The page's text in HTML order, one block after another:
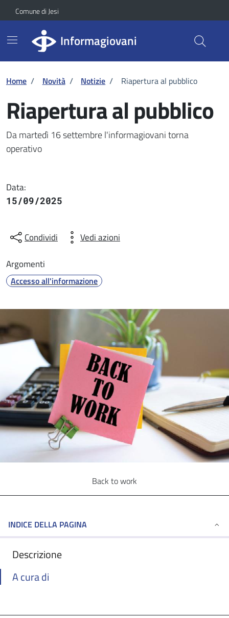
Skip to Main Content
Vai ai contenuti
Vai al footer
Comune di Jesi
Informagiovani
Home / Novità / Notizie / Riapertura al pubblico
Riapertura al pubblico
Dettaglio della notizia
Da martedì 16 settembre l'informagiovani torna
operativo
Data:
15/09/2025
Condividi Vedi azioni
Argomenti
Accesso all'informazione
Back to work
INDICE DELLA PAGINA
Descrizione
A cura di